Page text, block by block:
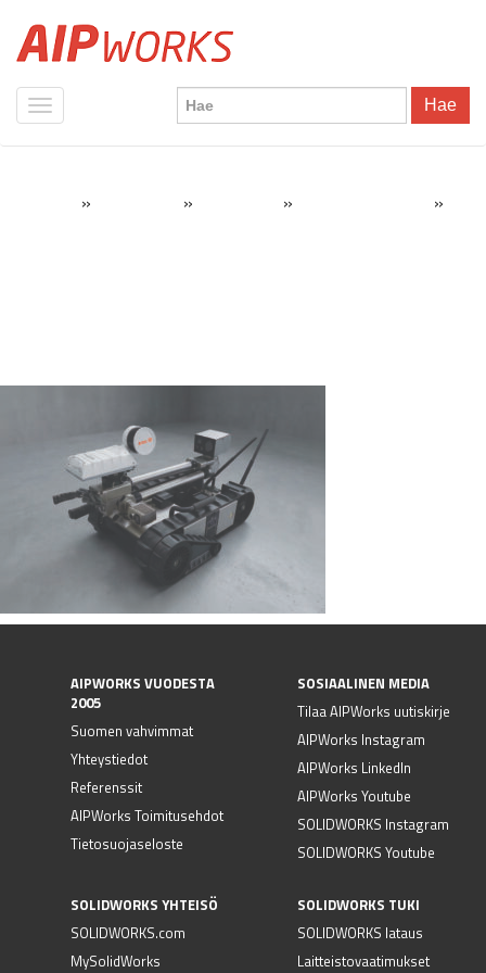
Hae
» » » »
AIPWORKS VUODESTA
2005
Suomen vahvimmat
Yhteystiedot
Referenssit
AIPWorks Toimitusehdot
Tietosuojaseloste
SOSIAALINEN MEDIA
Tilaa AIPWorks uutiskirje
AIPWorks Instagram
AIPWorks LinkedIn
AIPWorks Youtube
SOLIDWORKS Instagram
SOLIDWORKS Youtube
SOLIDWORKS YHTEISÖ
SOLIDWORKS.com
MySolidWorks
SOLIDWORKS TUKI
SOLIDWORKS lataus
Laitteistovaatimukset